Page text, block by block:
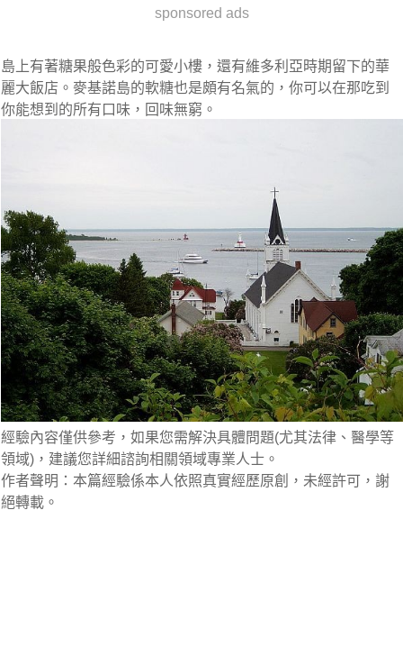
sponsored ads
島上有著糖果般色彩的可愛小樓，還有維多利亞時期留下的華
麗大飯店。麥基諾島的軟糖也是頗有名氣的，你可以在那吃到
你能想到的所有口味，回味無窮。
經驗內容僅供參考，如果您需解決具體問題(尤其法律、醫學等
領域)，建議您詳細諮詢相關領域專業人士。
作者聲明：本篇經驗係本人依照真實經歷原創，未經許可，謝
絕轉載。